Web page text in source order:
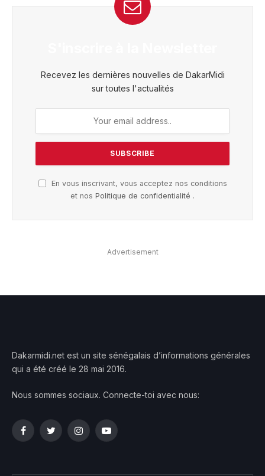
Recevez les dernières nouvelles de DakarMidi
sur toutes l'actualités
En vous inscrivant, vous acceptez nos conditions
et nos Politique de confidentialité .
Advertisement
Dakarmidi.net est un site sénégalais d’informations générales
qui a été créé le 28 mai 2016.
Nous sommes sociaux. Connecte-toi avec nous:
FacebookTwitterInstagramYouTube